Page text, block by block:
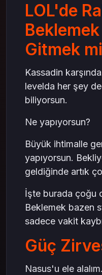
LOL'de
Gitmek
Kassadin
levelda her şey
biliyorsun.
Ne yapıyorsun?
Büyük ihtimalle
yapıyorsun.
geldiğinde artık
İşte burada çoğu
Beklemek bazen
sadece vakit
Güç
Nasus'u ele